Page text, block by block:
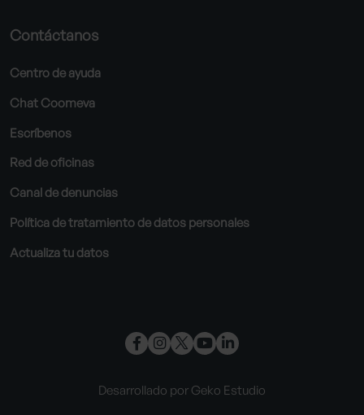
Contáctanos
Centro de ayuda
Chat Coomeva
Escríbenos
Red de oficinas
Canal de denuncias
Política de tratamiento de datos personales
Actualiza tu datos
Desarrollado por Geko Estudio